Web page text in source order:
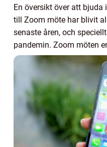
En översikt över att
till Zoom möte har blivit
senaste åren, och
pandemin. Zoom möten
att engagera och